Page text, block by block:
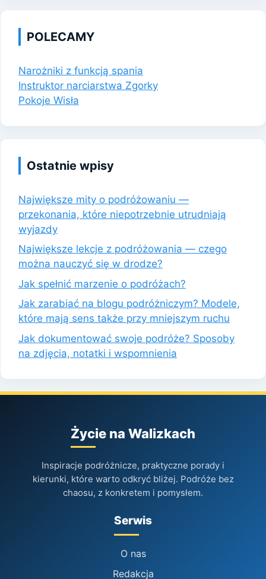
POLECAMY
Narożniki z funkcją spania
Instruktor narciarstwa Zgorky
Pokoje Wisła
Ostatnie wpisy
Największe mity o podróżowaniu —
przekonania, które niepotrzebnie utrudniają
wyjazdy
Największe lekcje z podróżowania — czego
można nauczyć się w drodze?
Jak spełnić marzenie o podróżach?
Jak zarabiać na blogu podróżniczym? Modele,
które mają sens także przy mniejszym ruchu
Jak dokumentować swoje podróże? Sposoby
na zdjęcia, notatki i wspomnienia
Życie na Walizkach
Inspiracje podróżnicze, praktyczne porady i
kierunki, które warto odkryć bliżej. Podróże bez
chaosu, z konkretem i pomysłem.
Serwis
O nas
Redakcja